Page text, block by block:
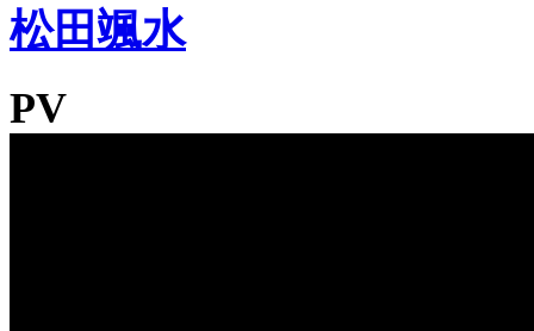
松田颯水
PV